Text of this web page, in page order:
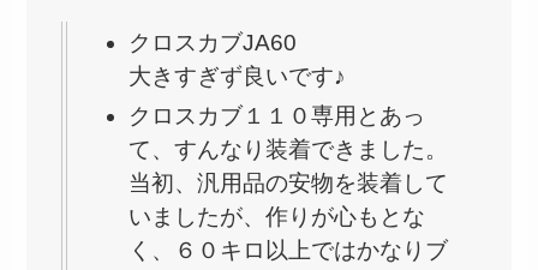
クロスカブJA60
大きすぎず良いです♪
クロスカブ１１０専用とあっ
て、すんなり装着できました。
当初、汎用品の安物を装着して
いましたが、作りが心もとな
く、６０キロ以上ではかなりブ